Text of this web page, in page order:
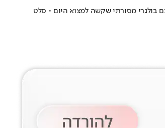
מסורתי שקשה למצוא היום • סלט